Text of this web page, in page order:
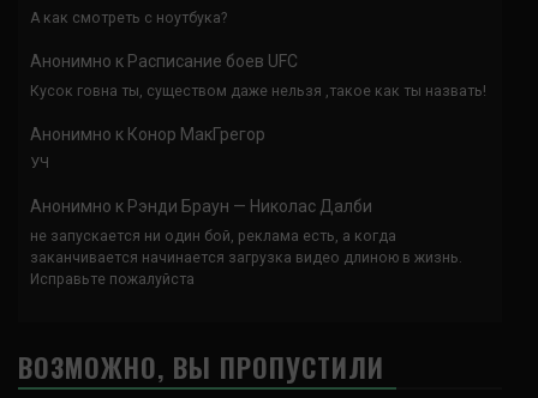
А как смотреть с ноутбука?
Анонимно к Расписание боев UFC
Кусок говна ты, существом даже нельзя ,такое как ты назвать!
Анонимно к Конор МакГрегор
УЧ
Анонимно к Рэнди Браун — Николас Далби
не запускается ни один бой, реклама есть, а когда
заканчивается начинается загрузка видео длиною в жизнь.
Исправьте пожалуйста
ВОЗМОЖНО, ВЫ ПРОПУСТИЛИ